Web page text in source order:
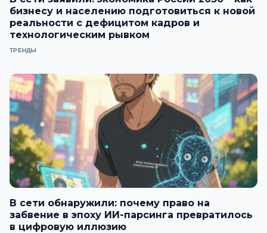
бизнесу и населению подготовиться к новой
реальности с дефицитом кадров и
технологическим рывком
ТРЕНДЫ
В сети обнаружили: почему право на
забвение в эпоху ИИ-парсинга превратилось
в цифровую иллюзию